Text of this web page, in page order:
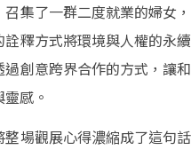
召集了一群二度就業的婦
詮釋方式將環境與人權的永
過創意跨界合作的方式，讓
感。
場觀展心得濃縮成了這句